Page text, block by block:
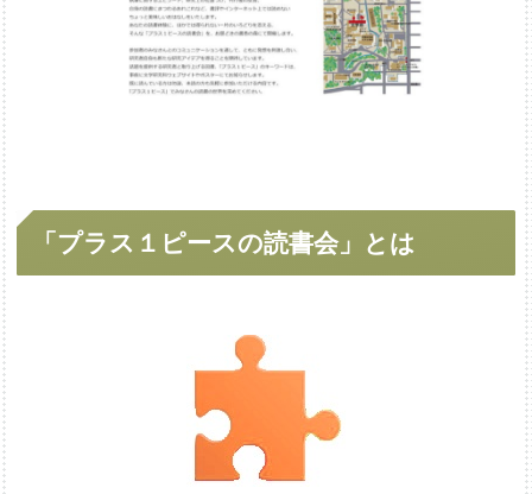
「 プラス １ピースの読書会」 とは